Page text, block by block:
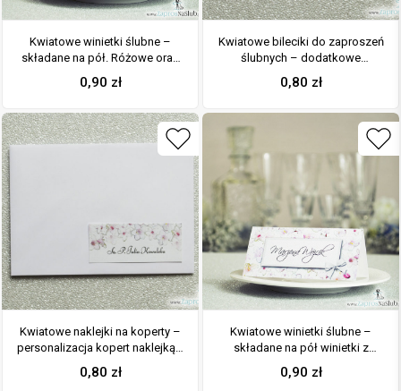
Kwiatowe winietki ślubne –
składane na pół. Różowe oraz
białe kwiaty z malowaną,
poziomą wstążką
0,90 zł
Kwiatowe bileciki do zaproszeń
ślubnych – dodatkowe
karteczki władane do
zaproszeń z różowo-białymi
0,80 zł
Kwiatowe naklejki na koperty –
personalizacja kopert naklejką z
różowo-białymi kwiatami
0,80 zł
Kwiatowe winietki ślubne –
składane na pół winietki z
różowo-białymi kwiatami,
prostokątem oraz malowaną
0,90 zł